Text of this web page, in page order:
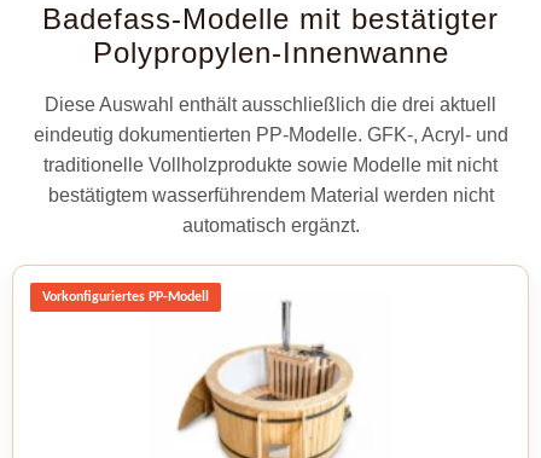
Badefass-Modelle mit bestätigter
Polypropylen-Innenwanne
Diese Auswahl enthält ausschließlich die drei aktuell
eindeutig dokumentierten PP-Modelle. GFK-, Acryl- und
traditionelle Vollholzprodukte sowie Modelle mit nicht
bestätigtem wasserführendem Material werden nicht
automatisch ergänzt.
Vorkonfiguriertes PP-Modell